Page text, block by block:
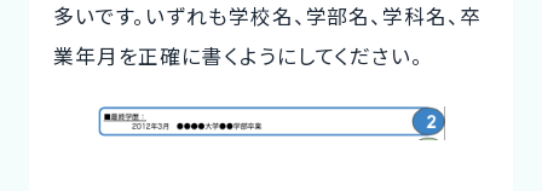
多いです。いずれも学校名、学部名、学科名、卒
業年月を正確に書くようにしてください。